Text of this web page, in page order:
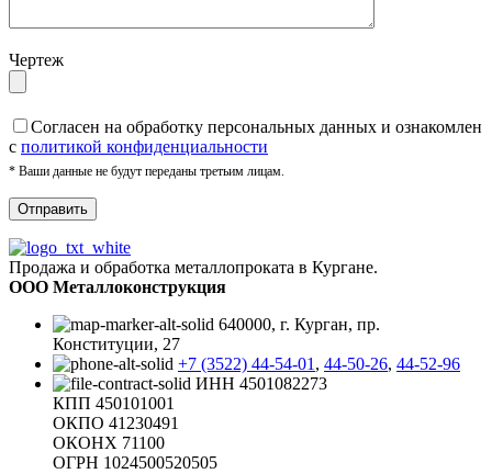
Чертеж
Cогласен на обработку персональных данных и ознакомлен
с политикой конфиденциальности
* Ваши данные не будут переданы третьим лицам.
Продажа и обработка металлопроката в Кургане.
ООО Металлоконструкция
640000, г. Курган, пр.
Конституции, 27
+7 (3522) 44-54-01 , 44-50-26, 44-52-96
ИНН 4501082273
КПП 450101001
ОКПО 41230491
ОКОНХ 71100
ОГРН 1024500520505